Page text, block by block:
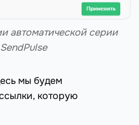
автоматической серии
мы будем
которую